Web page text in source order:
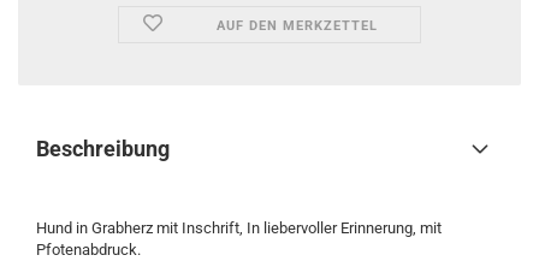
AUF DEN MERKZETTEL
Beschreibung
Hund in Grabherz mit Inschrift, In liebervoller Erinnerung, mit
Pfotenabdruck.